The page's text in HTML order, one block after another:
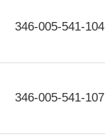
346-005-541-104
346-005-541-107